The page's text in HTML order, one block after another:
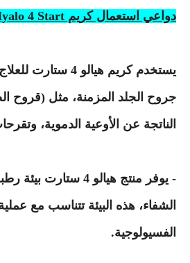
دواعي استعمال كريم Hyalo 4 Start:
يستخدم كريم هيالو
جروح الجلد المزمنة، مثل (قروح
الناتجة عن الأوعية الدموية،
- يوفر منتج هيالو 4
الشفاء، هذه البيئة تتناسب مع
الفسيولوجية.